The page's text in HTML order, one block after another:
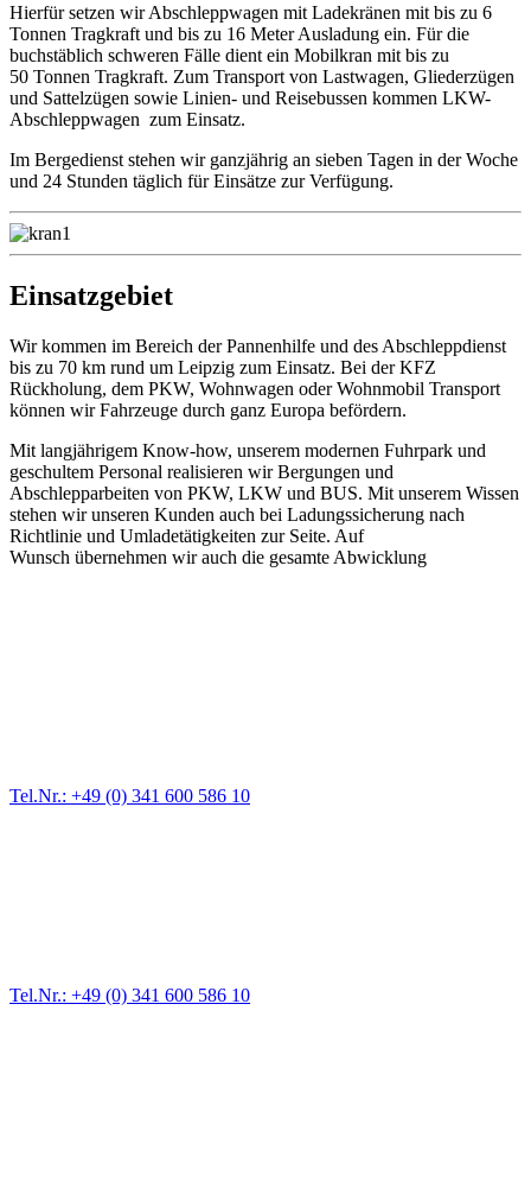
Hierfür setzen wir Abschleppwagen mit Ladekränen mit bis zu 6
Tonnen Tragkraft und bis zu 16 Meter Ausladung ein. Für die
buchstäblich schweren Fälle dient ein Mobilkran mit bis zu
50 Tonnen Tragkraft. Zum Transport von Lastwagen, Gliederzügen
und Sattelzügen sowie Linien- und Reisebussen kommen LKW-
Abschleppwagen zum Einsatz.
Im Bergedienst stehen wir ganzjährig an sieben Tagen in der Woche
und 24 Stunden täglich für Einsätze zur Verfügung.
Einsatzgebiet
Wir kommen im Bereich der Pannenhilfe und des Abschleppdienst
bis zu 70 km rund um Leipzig zum Einsatz. Bei der KFZ
Rückholung, dem PKW, Wohnwagen oder Wohnmobil Transport
können wir Fahrzeuge durch ganz Europa befördern.
Mit langjährigem Know-how, unserem modernen Fuhrpark und
geschultem Personal realisieren wir Bergungen und
Abschlepparbeiten von PKW, LKW und BUS. Mit unserem Wissen
stehen wir unseren Kunden auch bei Ladungssicherung nach
Richtlinie und Umladetätigkeiten zur Seite. Auf
Wunsch übernehmen wir auch die gesamte Abwicklung
Tel.Nr.: +49 (0) 341 600 586 10
Tel.Nr.: +49 (0) 341 600 586 10